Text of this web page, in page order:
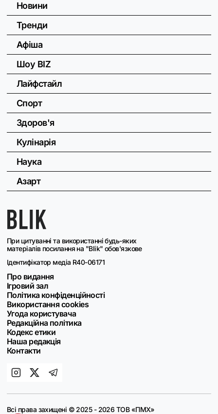
При цитуванні та використанні будь-яких
матеріалів посилання на "Blik" обов'язкове
Ідентифікатор медіа R40-06171
Про видання
Ігровий зал
Політика конфіденційності
Використання cookies
Угода користувача
Редакційна політика
Кодекс етики
Наша редакція
Контакти
Новини
Тренди
Афіша
Шоу BIZ
Лайфстайл
Спорт
Здоров'я
Кулінарія
Наука
Азарт
Всі права захищені © 2025 - 2026 ТОВ «ПМХ»